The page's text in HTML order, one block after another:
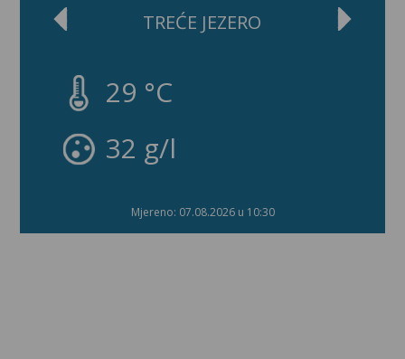
TREĆE JEZERO
29 °C
32 g/l
Mjereno: 07.08.2026 u 10:30